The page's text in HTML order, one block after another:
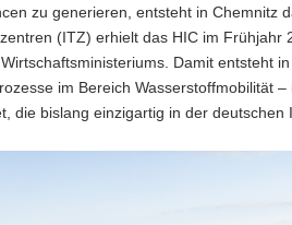
zu generieren, entsteht in Chemnitz
(ITZ) erhielt das HIC im
Damit entsteht
im Bereich Wasserstoffmobilität
die bislang einzigartig in der deutschen